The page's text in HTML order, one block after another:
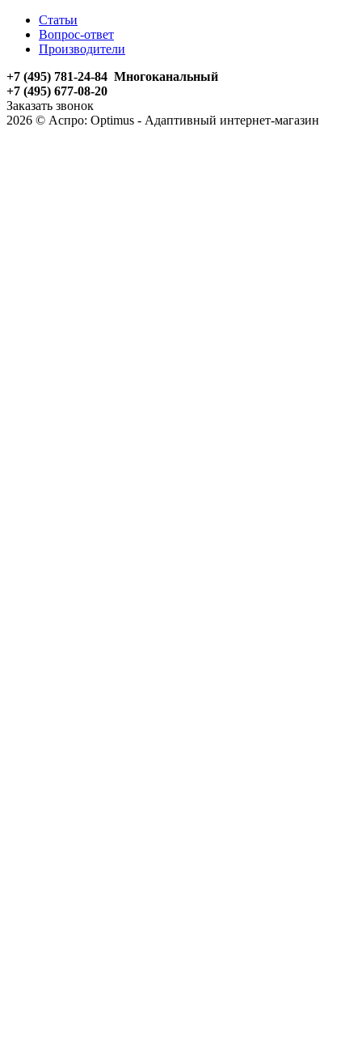
Статьи
Вопрос-ответ
Производители
+7 (495) 781-24-84 Многоканальный
+7 (495) 677-08-20
Заказать звонок
2026 © Аспро: Optimus - Адаптивный интернет-магазин